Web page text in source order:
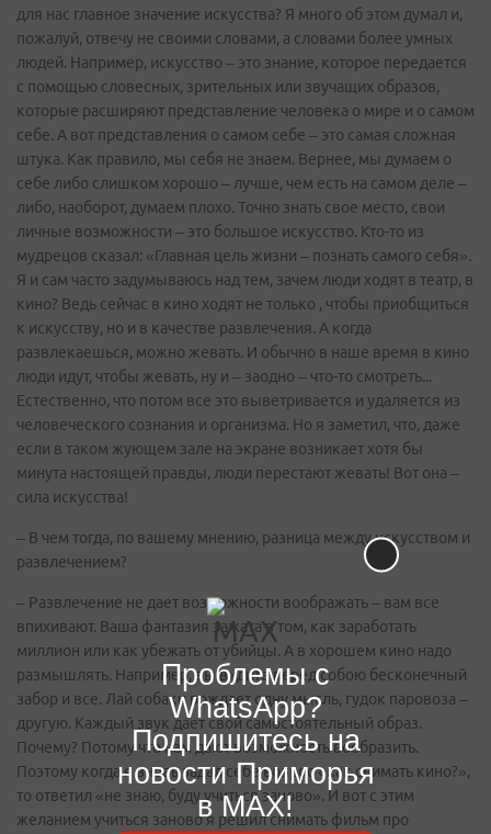
для нас главное значение искусства? Я много об этом думал и,
пожалуй, отвечу не своими словами, а словами более умных
людей. Например, искусство – это знание, которое передается
с помощью словесных, зрительных или звучащих образов,
которые расширяют представление человека о мире и о самом
себе. А вот представления о самом себе – это самая сложная
штука. Как правило, мы себя не знаем. Вернее, мы думаем о
себе либо слишком хорошо – лучше, чем есть на самом деле –
либо, наоборот, думаем плохо. Точно знать свое место, свои
личные возможности – это большое искусство. Кто-то из
мудрецов сказал: «Главная цель жизни – познать самого себя».
Я и сам часто задумываюсь над тем, зачем люди ходят в театр, в
кино? Ведь сейчас в кино ходят не только , чтобы приобщиться
к искусству, но и в качестве развлечения. А когда
развлекаешься, можно жевать. И обычно в наше время в кино
люди идут, чтобы жевать, ну и – заодно – что-то смотреть...
Естественно, что потом все это выветривается и удаляется из
человеческого сознания и организма. Но я заметил, что, даже
если в таком жующем зале на экране возникает хотя бы
минута настоящей правды, люди перестают жевать! Вот она –
сила искусства!
– В чем тогда, по вашему мнению, разница между искусством и
развлечением?
– Развлечение не дает возможности воображать – вам все
впихивают. Ваша фантазия зажата в том, как заработать
миллион или как убежать от убийцы. А в хорошем кино надо
размышлять. Например, вы видите перед собою бесконечный
забор и все. Лай собаки рождает одну мысль, гудок паровоза –
другую. Каждый звук дает свой самостоятельный образ.
Почему? Потому что нам дают возможность вообразить.
Поэтому когда я вновь задал себе вопрос «как снимать кино?»,
то ответил «не знаю, буду учиться заново». И вот с этим
желанием учиться заново я решил снимать фильм про
Проблемы с
WhatsApp?
Подпишитесь на
новости Приморья
в MAX!